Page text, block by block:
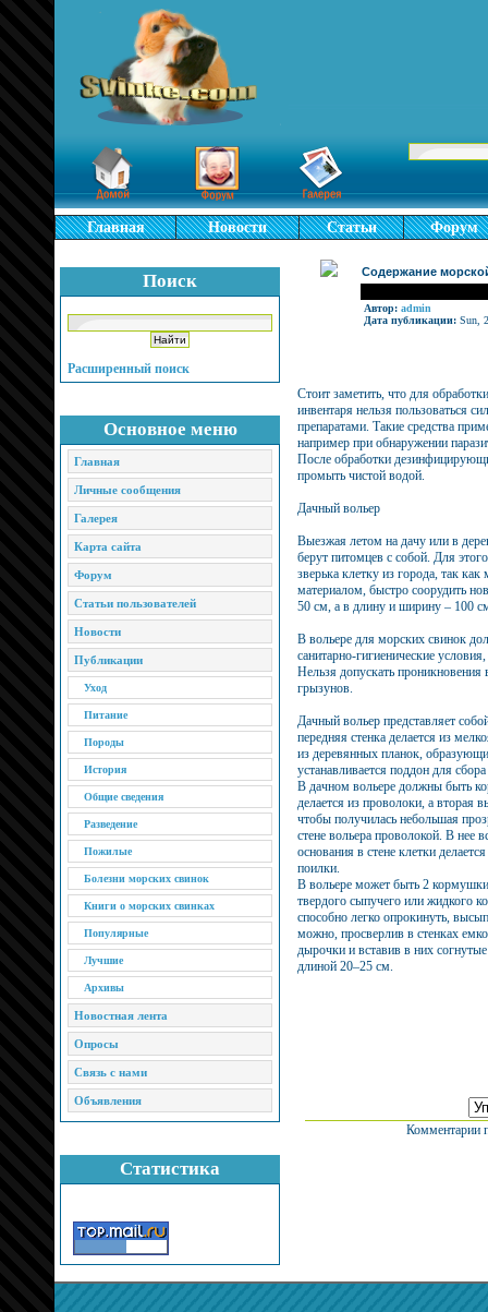
Главная Новости Статьи Форум
Поиск
Расширенный поиск
Основное меню
Главная
Личные сообщения
Галерея
Карта сайта
Форум
Статьи пользователей
Новости
Публикации
Уход
Питание
Породы
История
Общие сведения
Разведение
Пожилые
Болезни морских свинок
Книги о морских свинках
Популярные
Лучшие
Архивы
Новостная лента
Опросы
Связь с нами
Объявления
Статистика
Содержание
Автор: admin
Дата публикации: Sun,
Стоит заметить, что для
инвентаря нельзя пользоваться
препаратами. Такие средства
например при обнаружении
После обработки
промыть чистой водой.
Дачный вольер
Выезжая летом на дачу или в
берут питомцев с собой. Для
зверька клетку из города, так
материалом, быстро соорудить
50 см, а в длину и ширину – 100
В вольере для морских свинок
санитарно-гигиенические
Нельзя допускать
грызунов.
Дачный вольер представляет
передняя стенка делается из
из деревянных планок,
устанавливается поддон для
В дачном вольере должны быть
делается из проволоки, а вторая
чтобы получилась небольшая
стене вольера проволокой. В нее
основания в стене клетки
поилки.
В вольере может быть 2
твердого сыпучего или жидкого
способно легко опрокинуть,
можно, просверлив в стенках
дырочки и вставив в них
длиной 20–25 см.
Комментарии